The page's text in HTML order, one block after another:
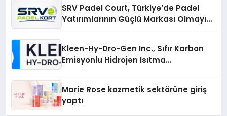
SRV Padel Court, Türkiye’de Padel
Yatırımlarının Güçlü Markası Olmayı
Kleen-Hy-Dro-Gen Inc., Sıfır Karbon
Emisyonlu Hidrojen Isıtma
Marie Rose kozmetik sektörüne giriş
yaptı